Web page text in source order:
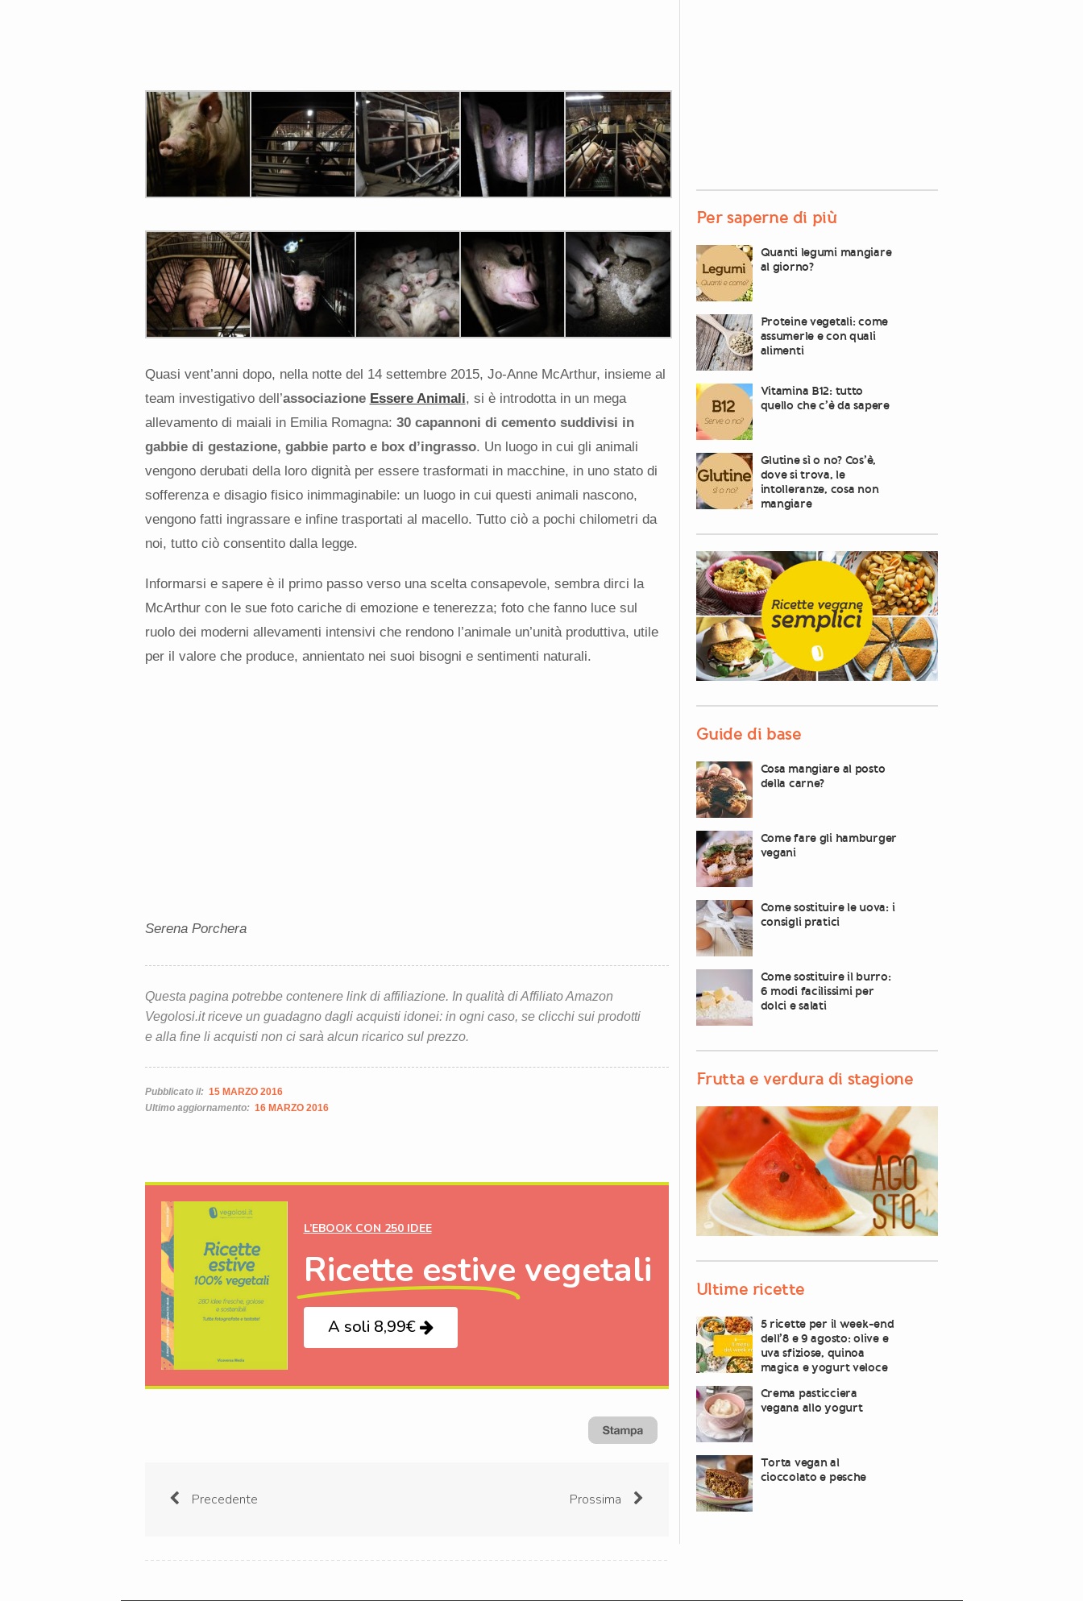
Quasi vent’anni dopo, nella notte del 14 settembre 2015, Jo-Anne McArthur, insieme al
team investigativo dell’associazione Essere Animali, si è introdotta in un mega
allevamento di maiali in Emilia Romagna: 30 capannoni di cemento suddivisi in
gabbie di gestazione, gabbie parto e box d’ingrasso. Un luogo in cui gli animali
vengono derubati della loro dignità per essere trasformati in macchine, in uno stato di
sofferenza e disagio fisico inimmaginabile: un luogo in cui questi animali nascono,
vengono fatti ingrassare e infine trasportati al macello. Tutto ciò a pochi chilometri da
noi, tutto ciò consentito dalla legge.
Informarsi e sapere è il primo passo verso una scelta consapevole, sembra dirci la
McArthur con le sue foto cariche di emozione e tenerezza; foto che fanno luce sul
ruolo dei moderni allevamenti intensivi che rendono l’animale un’unità produttiva, utile
per il valore che produce, annientato nei suoi bisogni e sentimenti naturali.
Serena Porchera
Questa pagina potrebbe contenere link di affiliazione. In qualità di Affiliato Amazon
Vegolosi.it riceve un guadagno dagli acquisti idonei: in ogni caso, se clicchi sui prodotti
e alla fine li acquisti non ci sarà alcun ricarico sul prezzo.
Pubblicato il: 15 MARZO 2016
Ultimo aggiornamento: 16 MARZO 2016
L’EBOOK CON 250 IDEE
Ricette estive vegetali
A soli 8,99€
Precedente Prossima
Per saperne di più
Quanti legumi mangiare
al giorno?
Proteine vegetali: come
assumerle e con quali
alimenti
Vitamina B12: tutto
quello che c’è da sapere
Glutine sì o no? Cos’è,
dove si trova, le
intolleranze, cosa non
mangiare
Guide di base
Cosa mangiare al posto
della carne?
Come fare gli hamburger
vegani
Come sostituire le uova: i
consigli pratici
Come sostituire il burro:
6 modi facilissimi per
dolci e salati
Frutta e verdura di stagione
Ultime ricette
5 ricette per il week-end
dell’8 e 9 agosto: olive e
uva sfiziose, quinoa
magica e yogurt veloce
Crema pasticciera
vegana allo yogurt
Torta vegan al
cioccolato e pesche